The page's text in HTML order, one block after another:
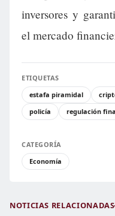
inversores y
el mercado
ETIQUETAS
estafa piramidal
policía
regulación
CATEGORÍA
Economía
NOTICIAS RELACIONADAS